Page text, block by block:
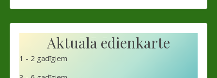
Aktuālā ēdienkarte
1 - 2 gadīgiem